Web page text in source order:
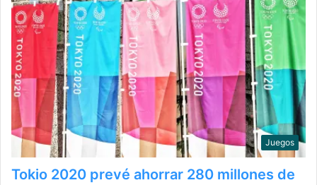
Juegos
Tokio 2020 prevé ahorrar 280 millones de